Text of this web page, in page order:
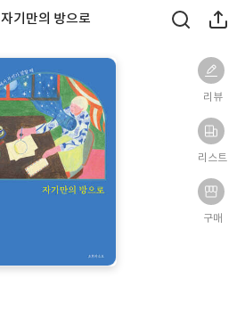
자기만의 방으로
리뷰
리스트
구매